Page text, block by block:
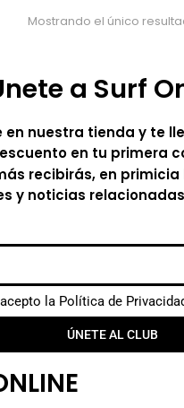
Mostrando el único
a Surf
nuestra tienda y te
en tu primera
recibirás, en primicia
y noticias
la Política de
ÚNETE AL CLUB